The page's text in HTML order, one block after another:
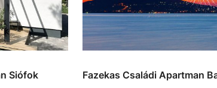
Siófok Fazekas Családi Apartman